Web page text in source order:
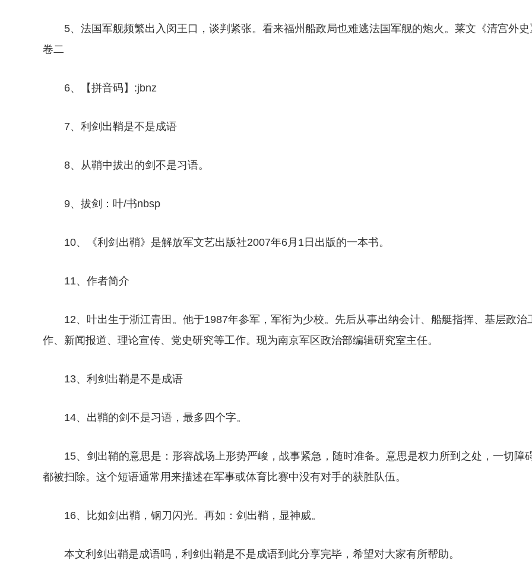
5、法国军舰频繁出入闵王口，谈判紧张。看来福州船政局也难逃法国军舰的炮火。莱文《清宫外史
卷二
6、【拼音码】:jbnz
7、利剑出鞘是不是成语
8、从鞘中拔出的剑不是习语。
9、拔剑：叶/书nbsp
10、《利剑出鞘》是解放军文艺出版社2007年6月1日出版的一本书。
11、作者简介
12、叶出生于浙江青田。他于1987年参军，军衔为少校。先后从事出纳会计、船艇指挥、基层政治
作、新闻报道、理论宣传、党史研究等工作。现为南京军区政治部编辑研究室主任。
13、利剑出鞘是不是成语
14、出鞘的剑不是习语，最多四个字。
15、剑出鞘的意思是：形容战场上形势严峻，战事紧急，随时准备。意思是权力所到之处，一切障
都被扫除。这个短语通常用来描述在军事或体育比赛中没有对手的获胜队伍。
16、比如剑出鞘，钢刀闪光。再如：剑出鞘，显神威。
本文利剑出鞘是成语吗，利剑出鞘是不是成语到此分享完毕，希望对大家有所帮助。